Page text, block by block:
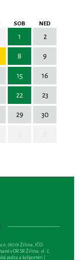
SOB NED
1 2
8 9
15 16
22 23
29 30
6, 010 01 Žilina, IČO:
v OR SR Žilina: vl. č.
pošta a kolportéri |